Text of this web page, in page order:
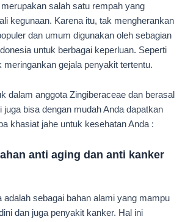
salah satu rempah yang
kegunaan. Karena itu, tak mengherankan
dan umum digunakan oleh sebagian
untuk berbagai keperluan. Seperti
gejala penyakit tertentu.
dalam anggota Zingiberaceae dan berasal
juga bisa dengan mudah Anda dapatkan
khasiat jahe untuk kesehatan Anda :
anti aging dan anti kanker
adalah sebagai bahan alami yang mampu
dan juga penyakit kanker. Hal ini